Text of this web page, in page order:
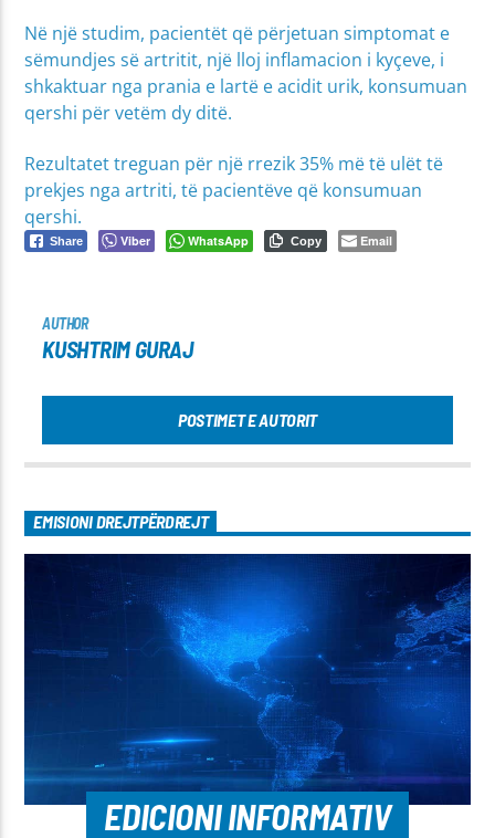
Në një studim, pacientët që përjetuan simptomat e
sëmundjes së artritit, një lloj inflamacion i kyçeve, i
shkaktuar nga prania e lartë e acidit urik, konsumuan
qershi për vetëm dy ditë.
Rezultatet treguan për një rrezik 35% më të ulët të
prekjes nga artriti, të pacientëve që konsumuan
qershi.
Share Viber WhatsApp Copy Email
AUTHOR
KUSHTRIM GURAJ
POSTIMET E AUTORIT
EMISIONI DREJTPËRDREJT
EDICIONI INFORMATIV